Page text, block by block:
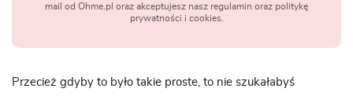
mail od Ohme.pl oraz akceptujesz nasz regulamin oraz politykę
prywatności i cookies.
Przecież gdyby to było takie proste, to nie szukałabyś